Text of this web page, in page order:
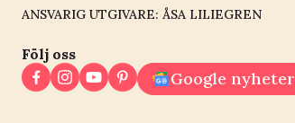
ANSVARIG UTGIVARE: ÅSA LILIEGREN
Följ oss
Google nyheter